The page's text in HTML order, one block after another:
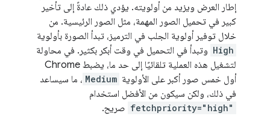
إطار العرض ويزيد من أولويته. يؤدي ذلك عادةً إلى تأخير
كبير في تحميل الصور المهمة، مثل الصور الرئيسية. من
خلال توفير أولوية الجلب في الترميز، تبدأ الصورة بأولوية
High وتبدأ في التحميل في وقت أبكر بكثير. في محاولة
لتشغيل هذه العملية تلقائيًا إلى حد ما، يضبط Chrome
أول خمس صور أكبر على الأولوية Medium ، ما سيساعد
في ذلك، ولكن سيكون من الأفضل استخدام
fetchpriority="high" صريح.